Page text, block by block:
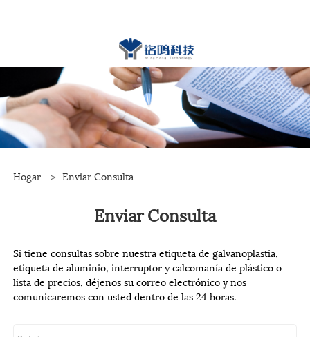
Hogar > Enviar Consulta
Enviar Consulta
Si tiene consultas sobre nuestra etiqueta de galvanoplastia,
etiqueta de aluminio, interruptor y calcomanía de plástico o
lista de precios, déjenos su correo electrónico y nos
comunicaremos con usted dentro de las 24 horas.